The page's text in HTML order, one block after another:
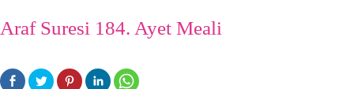
Araf Suresi 184. Ayet Meali